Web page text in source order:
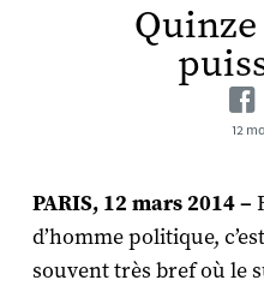
12
PARIS, 12 mars 2014 –
d’homme politique,
souvent très bref où le